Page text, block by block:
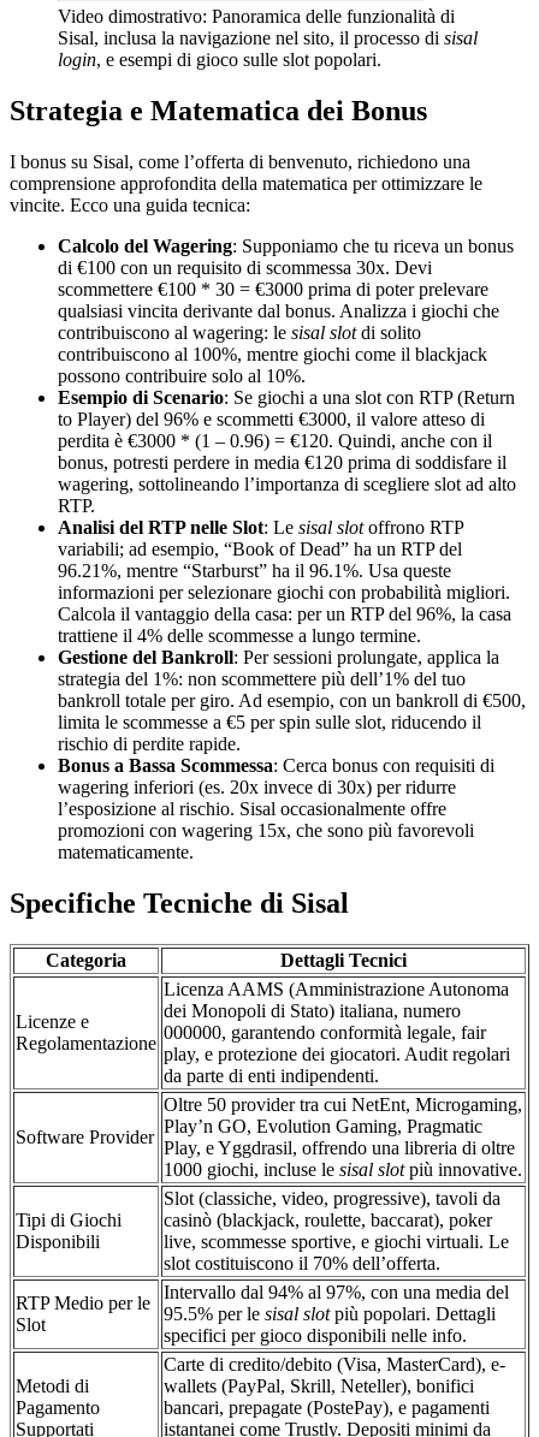
Video dimostrativo: Panoramica delle funzionalità di
Sisal, inclusa la navigazione nel sito, il processo di sisal
login, e esempi di gioco sulle slot popolari.
Strategia e Matematica dei Bonus
I bonus su Sisal, come l’offerta di benvenuto, richiedono una
comprensione approfondita della matematica per ottimizzare le
vincite. Ecco una guida tecnica:
Calcolo del Wagering: Supponiamo che tu riceva un bonus
di €100 con un requisito di scommessa 30x. Devi
scommettere €100 * 30 = €3000 prima di poter prelevare
qualsiasi vincita derivante dal bonus. Analizza i giochi che
contribuiscono al wagering: le sisal slotdi solito
contribuiscono al 100%, mentre giochi come il blackjack
possono contribuire solo al 10%.
Esempio di Scenario: Se giochi a una slot con RTP (Return
to Player) del 96% e scommetti €3000, il valore atteso di
perdita è €3000 * (1 – 0.96) = €120. Quindi, anche con il
bonus, potresti perdere in media €120 prima di soddisfare il
wagering, sottolineando l’importanza di scegliere slot ad alto
RTP.
Analisi del RTP nelle Slot: Le sisal slotoffrono RTP
variabili; ad esempio, “Book of Dead” ha un RTP del
96.21%, mentre “Starburst” ha il 96.1%. Usa queste
informazioni per selezionare giochi con probabilità migliori.
Calcola il vantaggio della casa: per un RTP del 96%, la casa
trattiene il 4% delle scommesse a lungo termine.
Gestione del Bankroll: Per sessioni prolungate, applica la
strategia del 1%: non scommettere più dell’1% del tuo
bankroll totale per giro. Ad esempio, con un bankroll di €500,
limita le scommesse a €5 per spin sulle slot, riducendo il
rischio di perdite rapide.
Bonus a Bassa Scommessa: Cerca bonus con requisiti di
wagering inferiori (es. 20x invece di 30x) per ridurre
l’esposizione al rischio. Sisal occasionalmente offre
promozioni con wagering 15x, che sono più favorevoli
matematicamente.
Specifiche Tecniche di Sisal
Categoria Dettagli Tecnici
Licenze e
Regolamentazione
Licenza AAMS (Amministrazione Autonoma
dei Monopoli di Stato) italiana, numero
000000, garantendo conformità legale, fair
play, e protezione dei giocatori. Audit regolari
da parte di enti indipendenti.
Software Provider
Oltre 50 provider tra cui NetEnt, Microgaming,
Play’n GO, Evolution Gaming, Pragmatic
Play, e Yggdrasil, offrendo una libreria di oltre
1000 giochi, incluse le sisal slotpiù innovative.
Tipi di Giochi
Disponibili
Slot (classiche, video, progressive), tavoli da
casinò (blackjack, roulette, baccarat), poker
live, scommesse sportive, e giochi virtuali. Le
slot costituiscono il 70% dell’offerta.
RTP Medio per le
Slot
Intervallo dal 94% al 97%, con una media del
95.5% per le sisal slotpiù popolari. Dettagli
specifici per gioco disponibili nelle info.
Metodi di
Pagamento
Supportati
Carte di credito/debito (Visa, MasterCard), e-
wallets (PayPal, Skrill, Neteller), bonifici
bancari, prepagate (PostePay), e pagamenti
istantanei come Trustly. Depositi minimi da